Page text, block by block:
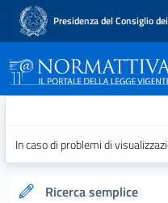
Presidenza del Consiglio
Normattiva
In caso di problemi di
Ricerca semplice